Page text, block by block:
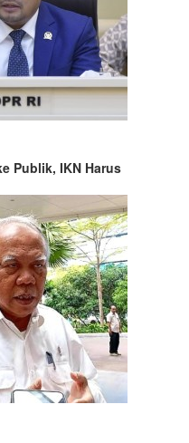
Publik, IKN Harus